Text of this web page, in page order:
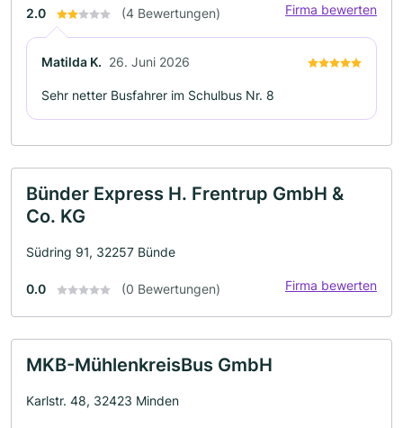
2.0 (4 Bewertungen) Firma bewerten
Matilda K. 26. Juni 2026
Sehr netter Busfahrer im Schulbus Nr. 8
Bünder Express H. Frentrup GmbH &
Co. KG
Südring 91, 32257 Bünde
0.0 (0 Bewertungen) Firma bewerten
MKB-MühlenkreisBus GmbH
Karlstr. 48, 32423 Minden